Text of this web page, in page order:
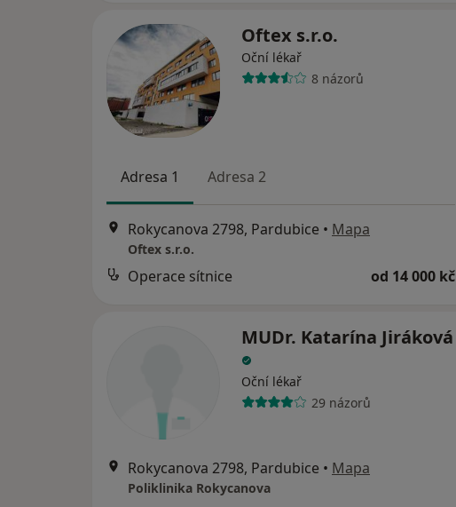
Oftex s.r.o.
Oční lékař
8 názorů
Adresa 1 Adresa 2
Rokycanova 2798, Pardubice • Mapa
Oftex s.r.o.
Operace sítnice od 14 000 kč
MUDr. Katarína Jiráková
Oční lékař
29 názorů
Rokycanova 2798, Pardubice • Mapa
Poliklinika Rokycanova